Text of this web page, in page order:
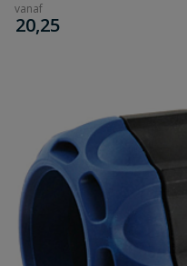
vanaf
€
20,25